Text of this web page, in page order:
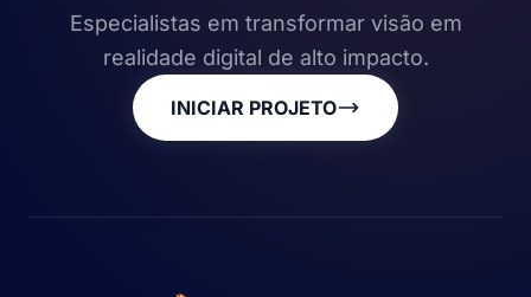
Especialistas em transformar visão em
realidade digital de alto impacto.
INICIAR PROJETO